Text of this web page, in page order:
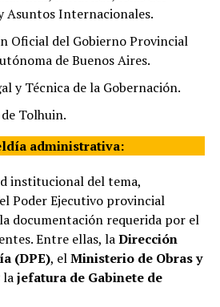
Asuntos Internacionales.
Oficial del Gobierno Provincial
de Buenos Aires.
y Técnica de la Gobernación.
Tolhuin.
administrativa:
institucional del tema,
Poder Ejecutivo provincial
documentación requerida por el
Entre ellas, laDirección
(DPE), elMinisterio de Obras y
jefatura de Gabinete de